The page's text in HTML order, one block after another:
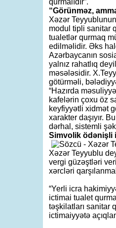
“Görünməz,
Xəzər
modul tipli sanitar
tualetlər qurmaq
edilməlidir. Əks
Azərbaycanın
yalnız rahatlıq
məsələsidir.
götürməli,
“Hazırda
kafelərin çoxu öz
keyfiyyətli xidmət
xarakter daşıyır.
dərhal, sistemli
Simvolik ödənişli
Xəzər Teyyublu
vergi güzəştləri
xərcləri
“Yerli icra
ictimai tualet
təşkilatları sanitar
ictimaiyyətə